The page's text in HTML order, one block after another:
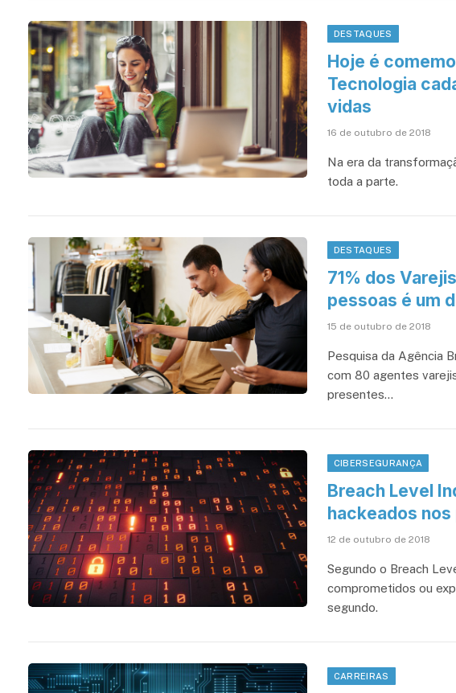
DESTAQUES
Hoje é
Tecnologia
vidas
16 de outubro de 2018
Na era da
toda a parte.
DESTAQUES
71% dos
pessoas é um
15 de outubro de 2018
Pesquisa da Agência
com 80 agentes
presentes…
CIBERSEGURANÇA
Breach Level
hackeados
12 de outubro de 2018
Segundo o Breach
comprometidos ou
segundo.
CARREIRAS